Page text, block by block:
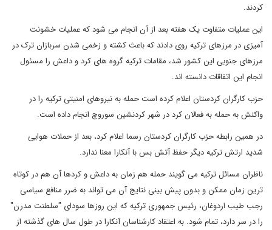
کردند.
این عملیات متفاوت یک هفته بعد از آن انجام می شود که عملیات خشونت
آمیزی در مرزهای ترکیه روی دادند که باعث کشته و زخمی شدن سربازان ترک در
مرزهای جنوبی این کشور شد، مقامات ترکیه گروه های کرد و داعش را مسئول
انجام این اتفاقات دانسته اند.
حزب کارگران کردستان اعلام کرده است حمله به نیروهای امنیتی ترکیه را در
واکنش به حمله به فعالان کرد در شهر کردنشین سوروچ انجام داده است.
در همین رابطه حزب کارگران کردستان رسما اعلام کرد، بعد از حملات هوایی
شدید ارتش ترکیه دیگر حفظ آتش بس با آنکارا معنا ندارد.
ناظران مسائل ترکیه می گویند حمله هم زمان به داعش و کردها آن هم در کوتاه
ترین زمان ممکن و بدون پیش بینی نتایج آن می تواند به ضرر منافع سیاسی
رجب طیب اردوغان، رئیس جمهوری ترکیه که این روزها سودای "سلطنت مدرن"
را در سر دارد، تمام شود. به اعتقاد کارشناسان آنکارا در طول سال های گذشته از